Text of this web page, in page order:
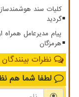
کلیات سند
گردید
پیام مدیرعامل همراه
هرمزگان
نظرات
لطفا شما هم